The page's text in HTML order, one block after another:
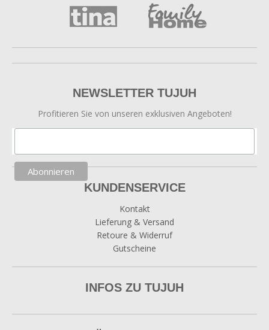
NEWSLETTER TUJUH
Profitieren Sie von unseren exklusiven Angeboten!
KUNDENSERVICE
Kontakt
Lieferung & Versand
Retoure & Widerruf
Gutscheine
INFOS ZU TUJUH